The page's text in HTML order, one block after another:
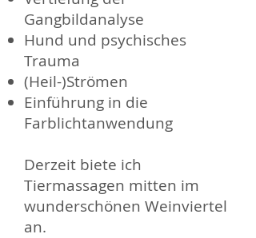
Gangbildanalyse
Hund und psychisches
Trauma
(Heil-)Strömen
Einführung in die
Farblichtanwendung
Derzeit biete ich
Tiermassagen mitten im
wunderschönen Weinviertel
an.